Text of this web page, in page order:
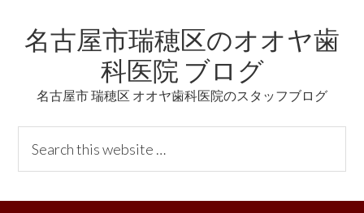
links
primary
content
primary
名古屋市瑞穂区のオオヤ歯
科医院 ブログ
名古屋市 瑞穂区 オオヤ歯科医院のスタッフブログ
Header
Right